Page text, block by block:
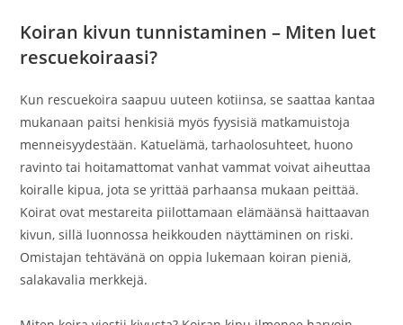
Koiran kivun tunnistaminen – Miten luet
rescuekoiraasi?
Kun rescuekoira saapuu uuteen kotiinsa, se saattaa kantaa
mukanaan paitsi henkisiä myös fyysisiä matkamuistoja
menneisyydestään. Katuelämä, tarhaolosuhteet, huono
ravinto tai hoitamattomat vanhat vammat voivat aiheuttaa
koiralle kipua, jota se yrittää parhaansa mukaan peittää.
Koirat ovat mestareita piilottamaan elämäänsä haittaavan
kivun, sillä luonnossa heikkouden näyttäminen on riski.
Omistajan tehtävänä on oppia lukemaan koiran pieniä,
salakavalia merkkejä.